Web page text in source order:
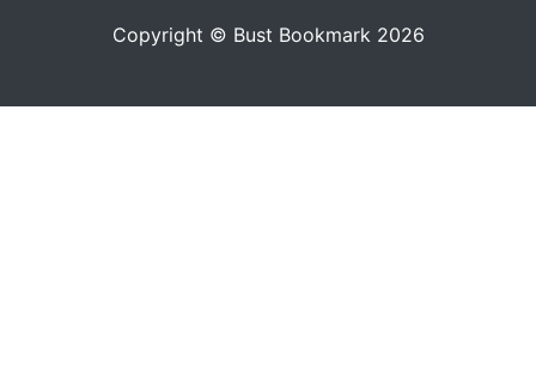
Copyright © Bust Bookmark 2026